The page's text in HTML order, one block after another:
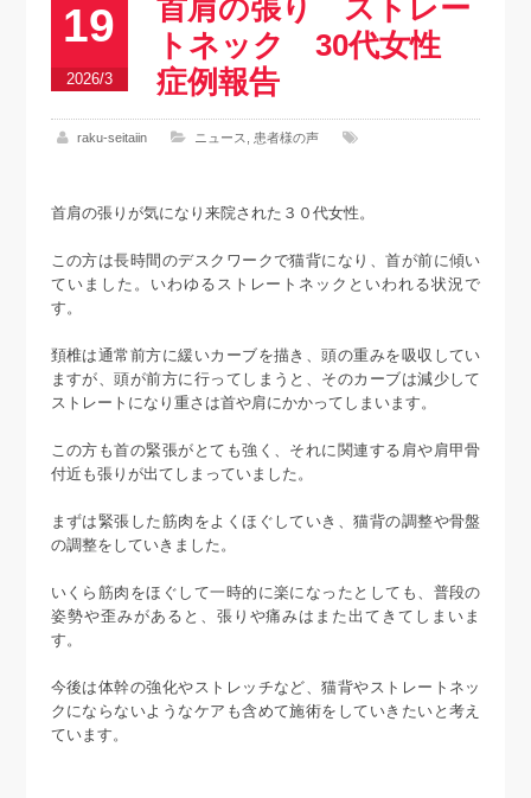
19
2026/3
首肩の張り ストレー
トネック 30代女性
症例報告
raku-seitaiin ニュース 患者様の声
首肩の張りが気になり来院された３０代女性。
この方は長時間のデスクワークで猫背になり、首が前に傾い
ていました。いわゆるストレートネックといわれる状況で
す。
頚椎は通常前方に緩いカーブを描き、頭の重みを吸収してい
ますが、頭が前方に行ってしまうと、そのカーブは減少して
ストレートになり重さは首や肩にかかってしまいます。
この方も首の緊張がとても強く、それに関連する肩や肩甲骨
付近も張りが出てしまっていました。
まずは緊張した筋肉をよくほぐしていき、猫背の調整や骨盤
の調整をしていきました。
いくら筋肉をほぐして一時的に楽になったとしても、普段の
姿勢や歪みがあると、張りや痛みはまた出てきてしまいま
す。
今後は体幹の強化やストレッチなど、猫背やストレートネッ
クにならないようなケアも含めて施術をしていきたいと考え
ています。